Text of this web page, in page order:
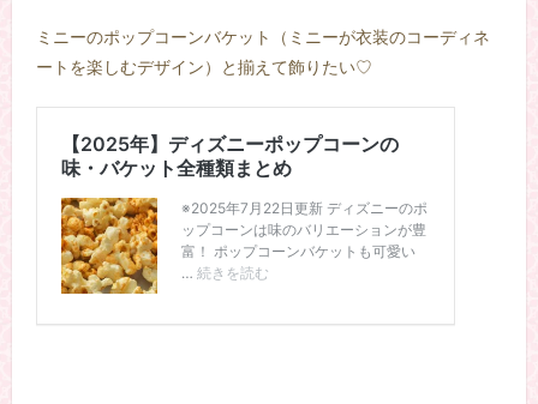
ミニーのポップコーンバケット（ミニーが衣装のコーディネ
ートを楽しむデザイン）と揃えて飾りたい♡